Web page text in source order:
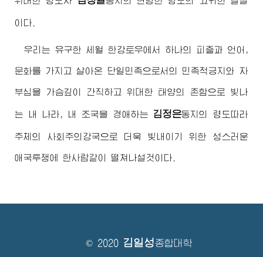
이다.
우리는 유구한 세월 한강토우에서 하나의 피줄과 언어,
문화를 가지고 살아온 단일민족으로서의 민족적긍지와 자
부심을 가슴깊이 간직하고 위대한 태양의 존함으로 빛나
는 내 나라, 내 조국을 경애하는 김정은동지의 령도따라
주체의 사회주의강국으로 더욱 빛내이기 위한 성스러운
애국투쟁에 한사람같이 떨쳐나설것이다.
© 2020 김일성종합대학